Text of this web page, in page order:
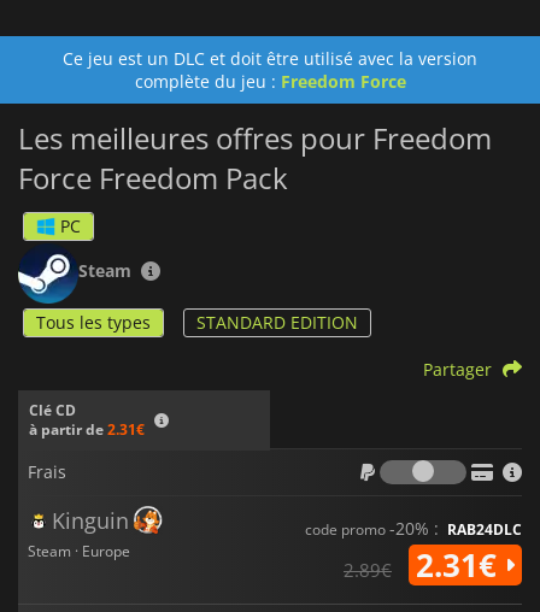
Ce jeu est un DLC et doit être utilisé avec la version
complète du jeu : Freedom Force
Les meilleures offres pour Freedom
Force Freedom Pack
PC
Steam
Tous les types STANDARD EDITION
Clé CD
à partir de2.31€
Partager
Frais
Frais
Kinguin
Steam · Europe
code promo-20% : RAB24DLC
2.89€ 2.31€